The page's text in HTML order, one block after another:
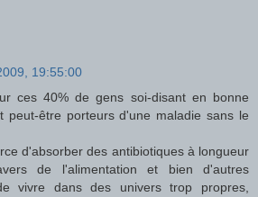
19:55:00
ces 40% de gens soi-disant en bonne
peut-être porteurs d'une maladie sans le
d'absorber des antibiotiques à longueur
de l'alimentation et bien d'autres
vivre dans des univers trop propres,